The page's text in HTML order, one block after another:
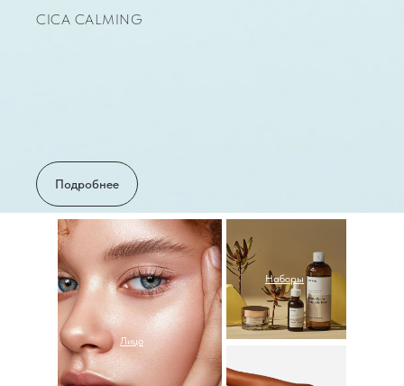
CICA CALMING
Подробнее
Лицо
Наборы